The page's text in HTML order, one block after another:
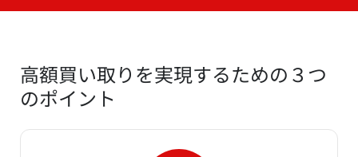
高額買い取りを実現するための３つ
のポイント